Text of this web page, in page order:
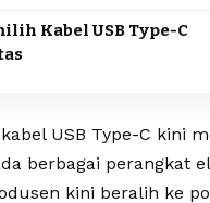
Kabel USB Type-C
USB Type-C kini
berbagai perangkat
kini beralih ke